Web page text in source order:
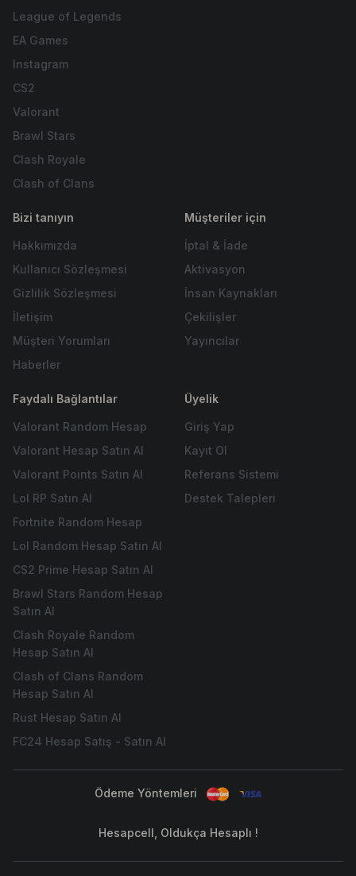
League of Legends
EA Games
Instagram
CS2
Valorant
Brawl Stars
Clash Royale
Clash of Clans
Bizi tanıyın
Hakkımızda
Kullanıcı Sözleşmesi
Gizlilik Sözleşmesi
İletişim
Müşteri Yorumları
Haberler
Müşteriler için
İptal & İade
Aktivasyon
İnsan Kaynakları
Çekilişler
Yayıncılar
Faydalı Bağlantılar
Valorant Random Hesap
Valorant Hesap Satın Al
Valorant Points Satın Al
Lol RP Satın Al
Fortnite Random Hesap
Lol Random Hesap Satın Al
CS2 Prime Hesap Satın Al
Brawl Stars Random Hesap
Satın Al
Clash Royale Random
Hesap Satın Al
Clash of Clans Random
Hesap Satın Al
Rust Hesap Satın Al
FC24 Hesap Satış - Satın Al
Üyelik
Giriş Yap
Kayıt Ol
Referans Sistemi
Destek Talepleri
Ödeme Yöntemleri
Hesapcell, Oldukça Hesaplı !